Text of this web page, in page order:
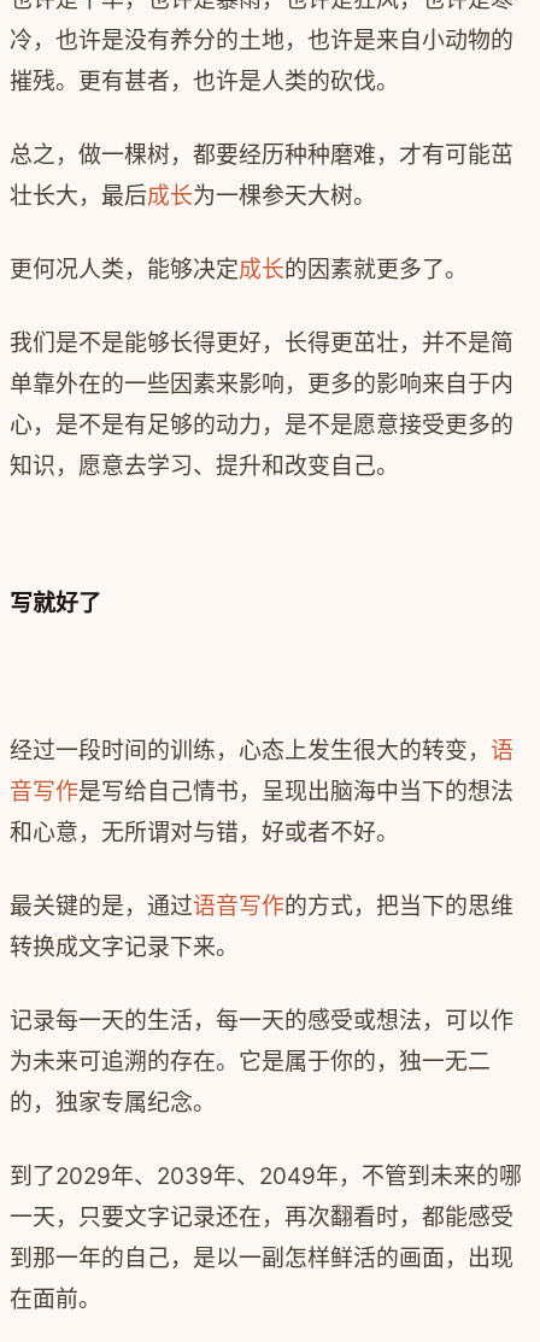
冷，也许是没有养分的土地，也许是来自小动物的
摧残。更有甚者，也许是人类的砍伐。
总之，做一棵树，都要经历种种磨难，才有可能茁
壮长大，最后成长为一棵参天大树。
更何况人类，能够决定成长的因素就更多了。
我们是不是能够长得更好，长得更茁壮，并不是简
单靠外在的一些因素来影响，更多的影响来自于内
心，是不是有足够的动力，是不是愿意接受更多的
知识，愿意去学习、提升和改变自己。
写就好了
经过一段时间的训练，心态上发生很大的转变， 语
音写作是写给自己情书，呈现出脑海中当下的想法
和心意，无所谓对与错，好或者不好。
最关键的是，通过语音写作的方式，把当下的思维
转换成文字记录下来。
记录每一天的生活，每一天的感受或想法，可以作
为未来可追溯的存在。它是属于你的，独一无二
的，独家专属纪念。
到了2029年、2039年、2049年，不管到未来的哪
一天，只要文字记录还在，再次翻看时，都能感受
到那一年的自己，是以一副怎样鲜活的画面，出现
在面前。